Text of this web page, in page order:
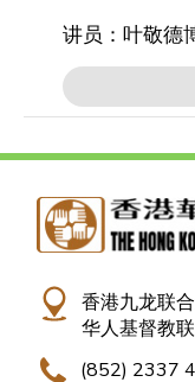
讲员：叶敬德
香港九龙联
华人基督教
(852) 2337